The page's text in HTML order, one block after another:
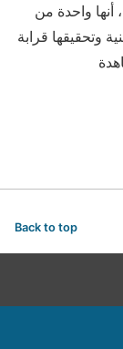
واحدة من
وتحقيقها قرابة
Back to top